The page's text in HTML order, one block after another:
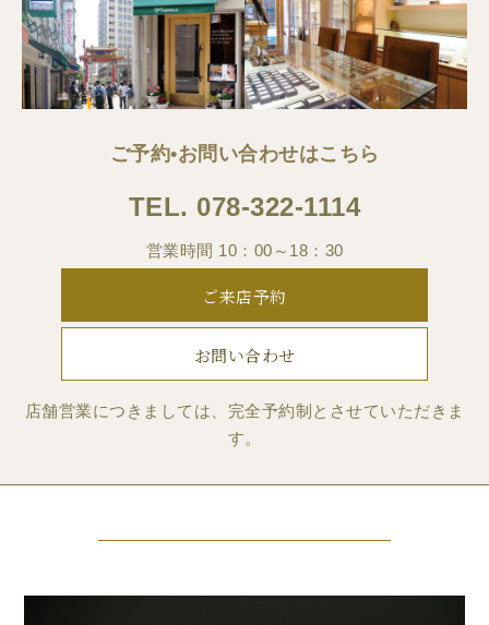
ご予約•お問い合わせはこちら
TEL. 078-322-1114
営業時間 10：00～18：30
ご来店予約
お問い合わせ
店舗営業につきましては、完全予約制とさせていただきま
す。